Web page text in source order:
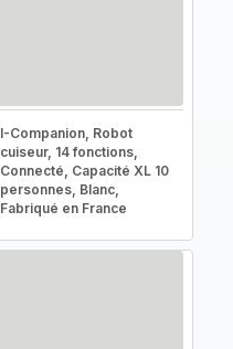
I-Companion, Robot
cuiseur, 14 fonctions,
Connecté, Capacité XL 10
personnes, Blanc,
Fabriqué en France